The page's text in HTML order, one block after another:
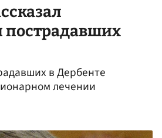
пострадавших
в Дербенте
лечении